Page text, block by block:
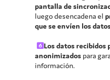
pantalla de
luego desencadena el
que se envíen los
Los datos recibidos
anonimizados para
información.